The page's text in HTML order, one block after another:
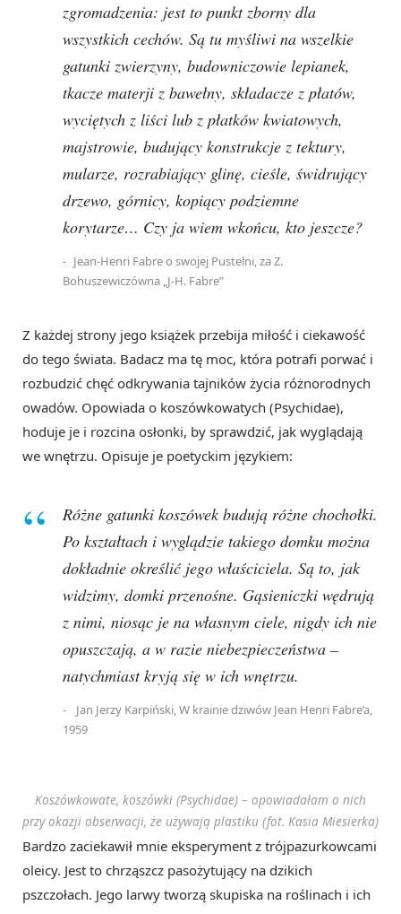
zgromadzenia: jest to punkt zborny dla
wszystkich cechów. Są tu myśliwi na wszelkie
gatunki zwierzyny, budowniczowie lepianek,
tkacze materji z bawełny, składacze z płatów,
wyciętych z liści lub z płatków kwiatowych,
majstrowie, budujący konstrukcje z tektury,
mularze, rozrabiający glinę, cieśle, świdrujący
drzewo, górnicy, kopiący podziemne
korytarze… Czy ja wiem wkońcu, kto jeszcze?
Jean-Henri Fabre o swojej Pustelni, za Z.
Bohuszewiczówna „J-H. Fabre”
Z każdej strony jego książek przebija miłość i ciekawość
do tego świata. Badacz ma tę moc, która potrafi porwać i
rozbudzić chęć odkrywania tajników życia różnorodnych
owadów. Opowiada o koszówkowatych (Psychidae),
hoduje je i rozcina osłonki, by sprawdzić, jak wyglądają
we wnętrzu. Opisuje je poetyckim językiem:
Różne gatunki koszówek budują różne chochołki.
Po kształtach i wyglądzie takiego domku można
dokładnie określić jego właściciela. Są to, jak
widzimy, domki przenośne. Gąsieniczki wędrują
z nimi, niosąc je na własnym ciele, nigdy ich nie
opuszczają, a w razie niebezpieczeństwa –
natychmiast kryją się w ich wnętrzu.
Jan Jerzy Karpiński, W krainie dziwów Jean Henri Fabre’a,
1959
Koszówkowate, koszówki (Psychidae) – opowiadałam o nich
przy okazji obserwacji, że używają plastiku (fot. Kasia Miesierka)
Bardzo zaciekawił mnie eksperyment z trójpazurkowcami
oleicy. Jest to chrząszcz pasożytujący na dzikich
pszczołach. Jego larwy tworzą skupiska na roślinach i ich